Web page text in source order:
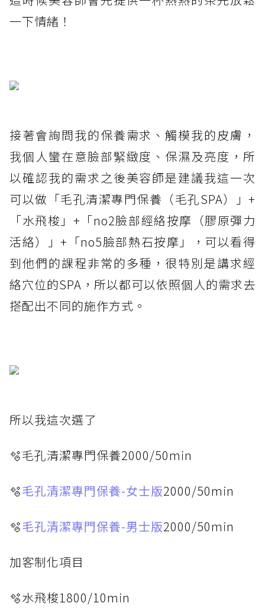
一下情緒！
接著會詢問我的保養需求、觸模我的皮膚，
我個人蠻在意臉部緊緻度、保濕及亮度，所
以確認我的需求之後美容師是建議我這一次
可以做「毛孔清潔專門保養（毛孔SPA）」+
「水飛梭」+「no2臉部經絡按摩（膠原彈力
活絡）」+「no5臉部熱石按摩」，可以看得
到他們的課程非常的多種，很特別是講求經
絡穴位的SPA，所以都可以依照個人的需求去
搭配出不同的施作方式。
所以我這次選了
🫧毛孔清潔專門保養2000/50min
🫧毛孔清潔專門保養-女士版2000/50min
🫧毛孔清潔專門保養-男士版2000/50min
加客制化項目
🫧水飛梭1800/10min